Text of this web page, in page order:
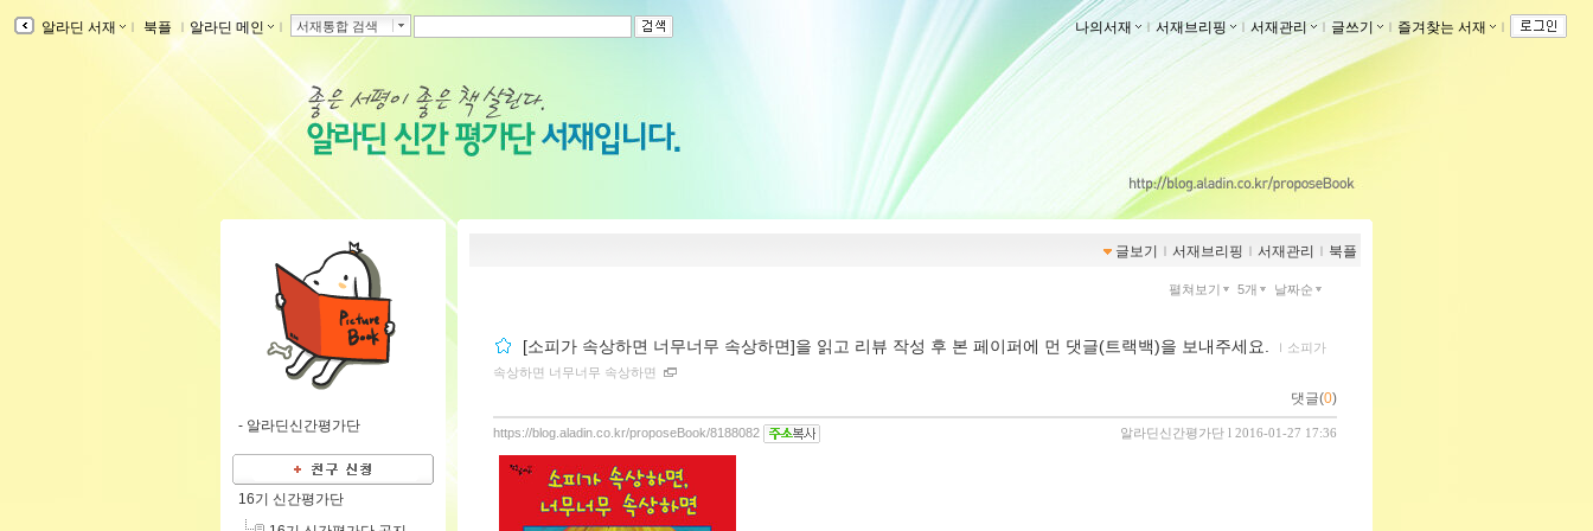
알라딘 서재 ｌ 북플 ｌ알라딘 메인 ｌ 서재통합 검색 나의서재 ｌ 서재브리핑 ｌ 서재관리 ｌ 글쓰기 ｌ 즐겨찾는 서재 ｌ
글보기 ｌ 서재브리핑 ｌ 서재관리 ｌ 북플
펼쳐보기 5개 날짜순
[소피가 속상하면 너무너무 속상하면]을 읽고 리뷰 작성 후 본 페이퍼에 먼 댓글(트랙백)을 보내주세요. ｌ 소피가
속상하면 너무너무 속상하면
댓글(0)
알라딘신간평가단 l 2016-01-27 17:36
https://blog.aladin.co.kr/proposeBook/8188082
- 알라딘신간평가단
16기 신간평가단